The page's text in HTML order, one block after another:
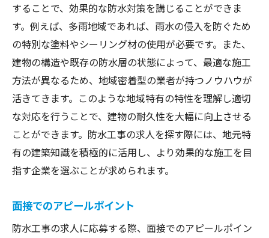
することで、効果的な防水対策を講じることができま
す。例えば、多雨地域であれば、雨水の侵入を防ぐため
の特別な塗料やシーリング材の使用が必要です。また、
建物の構造や既存の防水層の状態によって、最適な施工
方法が異なるため、地域密着型の業者が持つノウハウが
活きてきます。このような地域特有の特性を理解し適切
な対応を行うことで、建物の耐久性を大幅に向上させる
ことができます。防水工事の求人を探す際には、地元特
有の建築知識を積極的に活用し、より効果的な施工を目
指す企業を選ぶことが求められます。
面接でのアピールポイント
防水工事の求人に応募する際、面接でのアピールポイン